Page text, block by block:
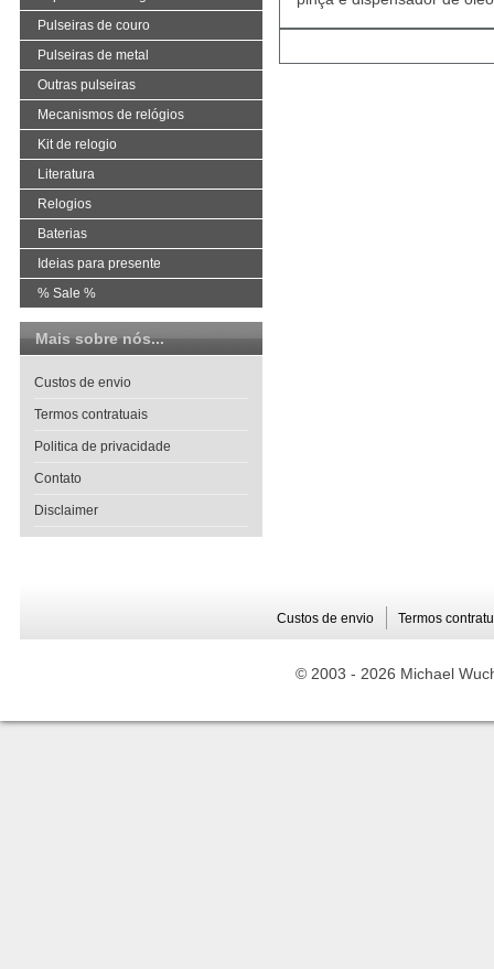
Pulseiras de couro
Pulseiras de metal
Outras pulseiras
Mecanismos de relógios
Kit de relogio
Literatura
Relogios
Baterias
Ideias para presente
% Sale %
Mais sobre nós...
Custos de envio
Termos contratuais
Politica de privacidade
Contato
Disclaimer
Custos de envio Termos
© 2003 - 2026 Michael